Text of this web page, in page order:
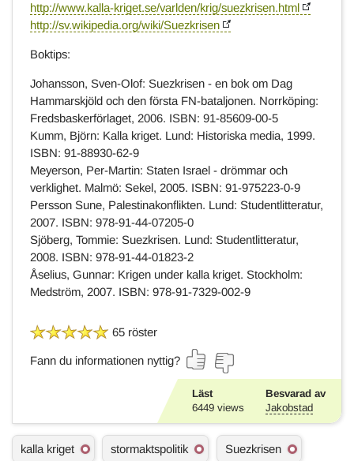
http://www.kalla-kriget.se/varlden/krig/suezkrisen.html
http://sv.wikipedia.org/wiki/Suezkrisen
Boktips:
Johansson, Sven-Olof: Suezkrisen - en bok om Dag
Hammarskjöld och den första FN-bataljonen. Norrköping:
Fredsbaskerförlaget, 2006. ISBN: 91-85609-00-5
Kumm, Björn: Kalla kriget. Lund: Historiska media, 1999.
ISBN: 91-88930-62-9
Meyerson, Per-Martin: Staten Israel - drömmar och
verklighet. Malmö: Sekel, 2005. ISBN: 91-975223-0-9
Persson Sune, Palestinakonflikten. Lund: Studentlitteratur,
2007. ISBN: 978-91-44-07205-0
Sjöberg, Tommie: Suezkrisen. Lund: Studentlitteratur,
2008. ISBN: 978-91-44-01823-2
Åselius, Gunnar: Krigen under kalla kriget. Stockholm:
Medström, 2007. ISBN: 978-91-7329-002-9
65 röster
Fann du informationen nyttig?
Läst
6449 views
Besvarad av
Jakobstad
Ä
kalla kriget stormaktspolitik Suezkrisen